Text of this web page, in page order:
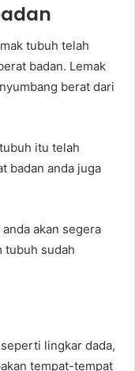
tubuh telah
badan. Lemak
berat dari
itu telah
badan anda juga
akan segera
tubuh sudah
lingkar dada,
tempat-tempat